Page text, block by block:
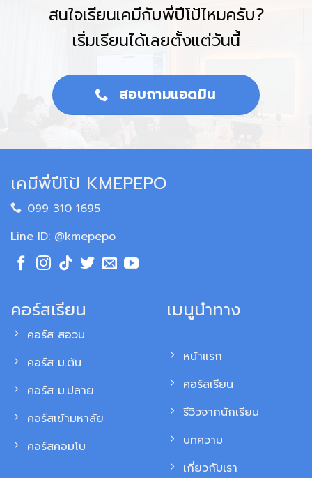
สนใจเรียนเคมีกับพี่ปีโป้ไหมครับ?
เริ่มเรียนได้เลยตั้งแต่วันนี้
สอบถามแอดมิน
เคมีพี่ปีโป้ KMEPEPO
099 310 1695
Line ID: @kmepepo
คอร์สเรียน
คอร์ส สอวน
คอร์ส ม.ต้น
คอร์ส ม.ปลาย
คอร์สเข้ามหาลัย
คอร์สคอมโบ
เมนูนำทาง
หน้าแรก
คอร์สเรียน
รีวิวจากนักเรียน
บทความ
เกี่ยวกับเรา